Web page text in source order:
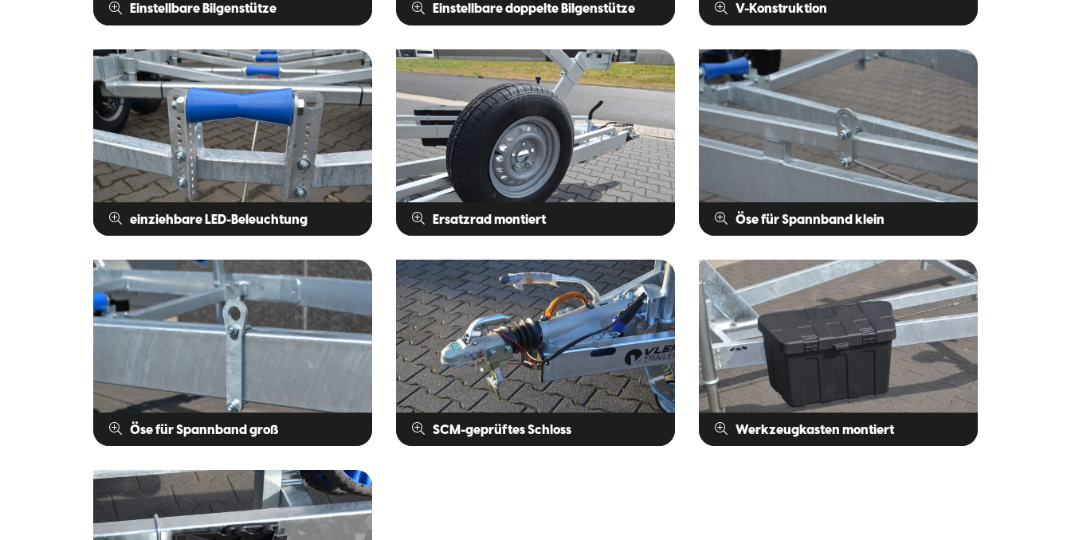
Einstellbare Bilgenstütze Einstellbare doppelte Bilgenstütze V-Konstruktion
einziehbare LED-Beleuchtung Ersatzrad montiert Öse für Spannband klein
Öse für Spannband groß SCM-geprüftes Schloss Werkzeugkasten montiert